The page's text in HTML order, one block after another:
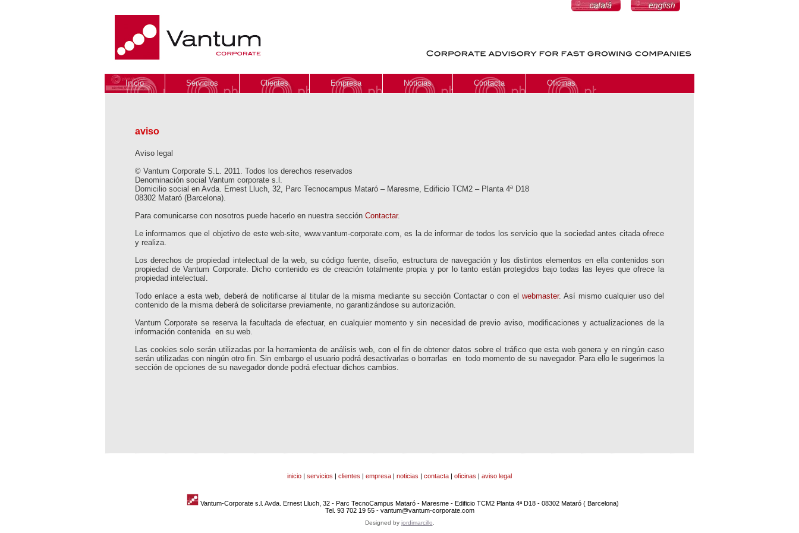
Inicio Servicios Clientes Empresa Noticias Contacta Oficinas
aviso
Aviso legal
© Vantum Corporate S.L. 2011. Todos los derechos reservados
Denominación social Vantum corporate s.l.
Domicilio social en Avda. Ernest Lluch, 32, Parc Tecnocampus Mataró – Maresme, Edificio TCM2 – Planta 4ª D18
08302 Mataró (Barcelona).
Para comunicarse con nosotros puede hacerlo en nuestra sección Contactar.
Le informamos que el objetivo de este web-site, www.vantum-corporate.com, es la de informar de todos los servicio que la sociedad antes citada ofrece
y realiza.
Los derechos de propiedad intelectual de la web, su código fuente, diseño, estructura de navegación y los distintos elementos en ella contenidos son
propiedad de Vantum Corporate. Dicho contenido es de creación totalmente propia y por lo tanto están protegidos bajo todas las leyes que ofrece la
propiedad intelectual.
Todo enlace a esta web, deberá de notificarse al titular de la misma mediante su sección Contactar o con el webmaster. Así mismo cualquier uso del
contenido de la misma deberá de solicitarse previamente, no garantizándose su autorización.
Vantum Corporate se reserva la facultada de efectuar, en cualquier momento y sin necesidad de previo aviso, modificaciones y actualizaciones de la
información contenida en su web.
Las cookies solo serán utilizadas por la herramienta de análisis web, con el fin de obtener datos sobre el tráfico que esta web genera y en ningún caso
serán utilizadas con ningún otro fin. Sin embargo el usuario podrá desactivarlas o borrarlas en todo momento de su navegador. Para ello le sugerimos la
sección de opciones de su navegador donde podrá efectuar dichos cambios.
inicio | servicios | clientes | empresa | noticias | contacta | oficinas | aviso legal
Vantum-Corporate s.l. Avda. Ernest Lluch, 32 - Parc TecnoCampus Mataró - Maresme - Edificio TCM2 Planta 4ª D18 - 08302 Mataró ( Barcelona)
Tel. 93 702 19 55 - vantum@vantum-corporate.com
Designed by jordimarcillo